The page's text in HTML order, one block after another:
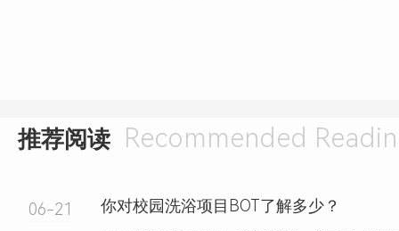
推荐阅读 Recommended
06-21 你对校园洗浴项目BOT了解多少？